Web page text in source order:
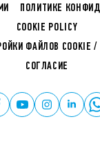
ПОЛИТИКЕ
COOKIE POLICY
ФАЙЛОВ COOKIE
СОГЛАСИЕ